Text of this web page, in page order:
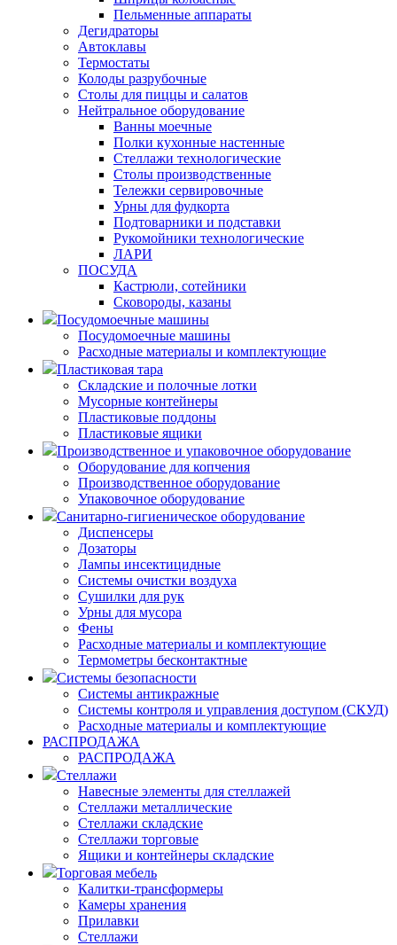
Пельменные аппараты
Дегидраторы
Автоклавы
Термостаты
Колоды разрубочные
Столы для пиццы и салатов
Нейтральное оборудование
Ванны моечные
Полки кухонные настенные
Стеллажи технологические
Столы производственные
Тележки сервировочные
Урны для фудкорта
Подтоварники и подставки
Рукомойники технологические
ЛАРИ
ПОСУДА
Кастрюли, сотейники
Сковороды, казаны
Посудомоечные машины
Посудомоечные машины
Расходные материалы и комплектующие
Пластиковая тара
Складские и полочные лотки
Мусорные контейнеры
Пластиковые поддоны
Пластиковые ящики
Производственное и упаковочное оборудование
Оборудование для копчения
Производственное оборудование
Упаковочное оборудование
Санитарно-гигиеническое оборудование
Диспенсеры
Дозаторы
Лампы инсектицидные
Системы очистки воздуха
Сушилки для рук
Урны для мусора
Фены
Расходные материалы и комплектующие
Термометры бесконтактные
Системы безопасности
Системы антикражные
Системы контроля и управления доступом (СКУД)
Расходные материалы и комплектующие
РАСПРОДАЖА
РАСПРОДАЖА
Стеллажи
Навесные элементы для стеллажей
Стеллажи металлические
Стеллажи складские
Стеллажи торговые
Ящики и контейнеры складские
Торговая мебель
Калитки-трансформеры
Камеры хранения
Прилавки
Стеллажи